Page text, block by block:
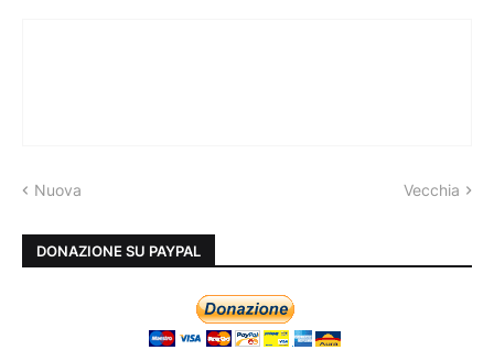
Nuova Vecchia
DONAZIONE SU PAYPAL